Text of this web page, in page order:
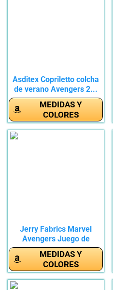
Asditex Copriletto colcha
de verano Avengers 2...
MEDIDAS Y
COLORES
Jerry Fabrics Marvel
Avengers Juego de
edredón y...
MEDIDAS Y
COLORES